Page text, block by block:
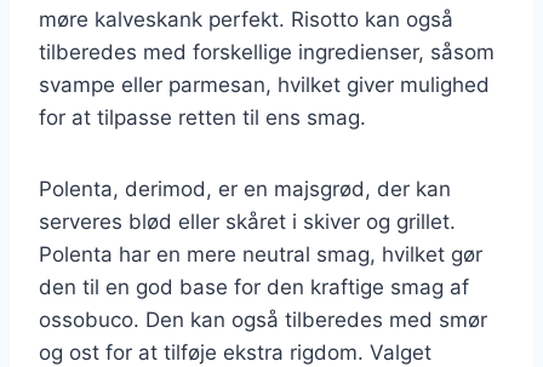
møre kalveskank perfekt. Risotto kan også
tilberedes med forskellige ingredienser, såsom
svampe eller parmesan, hvilket giver mulighed
for at tilpasse retten til ens smag.
Polenta, derimod, er en majsgrød, der kan
serveres blød eller skåret i skiver og grillet.
Polenta har en mere neutral smag, hvilket gør
den til en god base for den kraftige smag af
ossobuco. Den kan også tilberedes med smør
og ost for at tilføje ekstra rigdom. Valget